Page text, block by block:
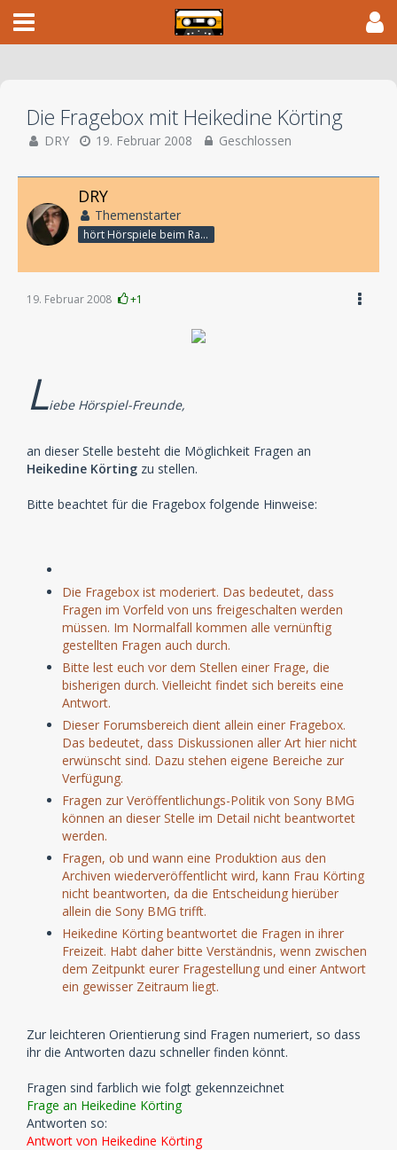
Die Fragebox mit Heikedine Körting
DRY 19. Februar 2008 Geschlossen
DRY
Themenstarter
hört Hörspiele beim Rasenmähen
19. Februar 2008 +1
Liebe Hörspiel-Freunde,
an dieser Stelle besteht die Möglichkeit Fragen an
Heikedine Körting zu stellen.
Bitte beachtet für die Fragebox folgende Hinweise:
Die Fragebox ist moderiert. Das bedeutet, dass
Fragen im Vorfeld von uns freigeschalten werden
müssen. Im Normalfall kommen alle vernünftig
gestellten Fragen auch durch.
Bitte lest euch vor dem Stellen einer Frage, die
bisherigen durch. Vielleicht findet sich bereits eine
Antwort.
Dieser Forumsbereich dient allein einer Fragebox.
Das bedeutet, dass Diskussionen aller Art hier nicht
erwünscht sind. Dazu stehen eigene Bereiche zur
Verfügung.
Fragen zur Veröffentlichungs-Politik von Sony BMG
können an dieser Stelle im Detail nicht beantwortet
werden.
Fragen, ob und wann eine Produktion aus den
Archiven wiederveröffentlicht wird, kann Frau Körting
nicht beantworten, da die Entscheidung hierüber
allein die Sony BMG trifft.
Heikedine Körting beantwortet die Fragen in ihrer
Freizeit. Habt daher bitte Verständnis, wenn zwischen
dem Zeitpunkt eurer Fragestellung und einer Antwort
ein gewisser Zeitraum liegt.
Zur leichteren Orientierung sind Fragen numeriert, so dass
ihr die Antworten dazu schneller finden könnt.
Fragen sind farblich wie folgt gekennzeichnet
Frage an Heikedine Körting
Antworten so:
Antwort von Heikedine Körting